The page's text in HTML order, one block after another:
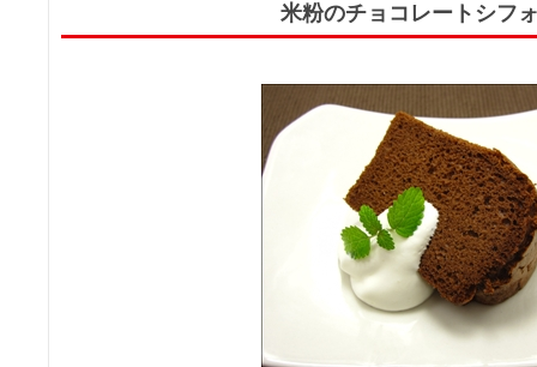
米粉のチョコレートシフ